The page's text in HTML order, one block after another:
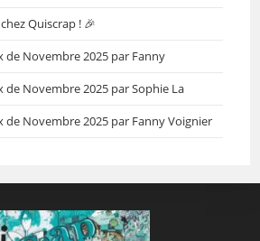
Quiscrap ! 🎉
de Novembre 2025 par Fanny
de Novembre 2025 par Sophie La
de Novembre 2025 par Fanny Voignier